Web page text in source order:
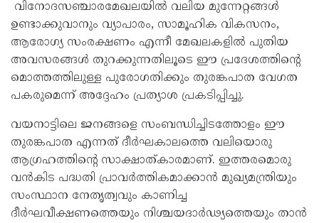
വിനോദസഞ്ചാരമേഖലയിൽ വലിയ മുന്നേറ്റങ്ങൾ
ഉണ്ടാക്കുവാനും വ്യാപാരം, സാമൂഹിക വികസനം,
ആരോഗ്യ സംരക്ഷണം എന്നീ മേഖലകളിൽ പുതിയ
അവസരങ്ങൾ തുറക്കുന്നതിലൂടെ ഈ പ്രദേശത്തിന്റെ
മൊത്തത്തിലുള്ള പുരോഗതിക്കും തുരങ്കപാത വേഗത
പകരുമെന്ന് അദ്ദേഹം പ്രത്യാശ പ്രകടിപ്പിച്ചു.
വയനാട്ടിലെ ജനങ്ങളെ സംബന്ധിച്ചിടത്തോളം ഈ
തുരങ്കപാത എന്നത് ദീർഘകാലത്തെ വലിയൊരു
ആഗ്രഹത്തിന്റെ സാക്ഷാത്കാരമാണ്. ഇത്തരമൊരു
വൻകിട പദ്ധതി പ്രാവർത്തികമാക്കാൻ മുഖ്യമന്ത്രിയും
സംസ്ഥാന നേതൃത്വവും കാണിച്ച
ദീർഘവീക്ഷണത്തെയും നിശ്ചയദാർഢ്യത്തെയും താൻ